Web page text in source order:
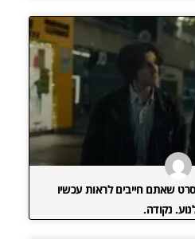
שאתם חייבים לראות עכשיו
נקודה.